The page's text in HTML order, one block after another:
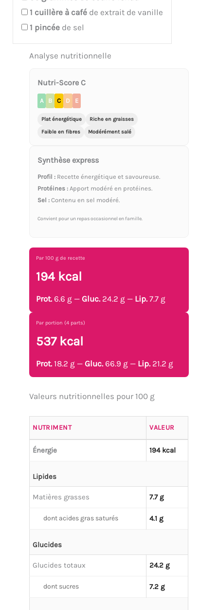
1 cuillère à café de extrait de vanille
1 pincée de sel
Analyse nutritionnelle
Nutri-Score C
A B C D E
Plat énergétique
Riche en graisses
Faible en fibres
Modérément salé
Synthèse express
Profil : Recette énergétique et savoureuse.
Protéines : Apport modéré en protéines.
Sel : Contenu en sel modéré.
Convient pour un repas occasionnel en famille.
Par 100 g de recette
194 kcal
Prot.6.6 g —Gluc.24.2 g — Lip.7.7 g
Par portion (4 parts)
537 kcal
Prot.18.2 g —Gluc.66.9 g — Lip.21.2 g
Valeurs nutritionnelles pour 100 g
NUTRIMENT VALEUR
Énergie 194 kcal
Lipides
Matières grasses 7.7 g
dont acides gras saturés 4.1 g
Glucides
Glucides totaux 24.2 g
dont sucres 7.2 g